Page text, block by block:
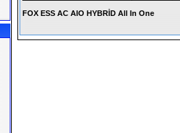
FOX ESS AC AIO HYBRİD All In One